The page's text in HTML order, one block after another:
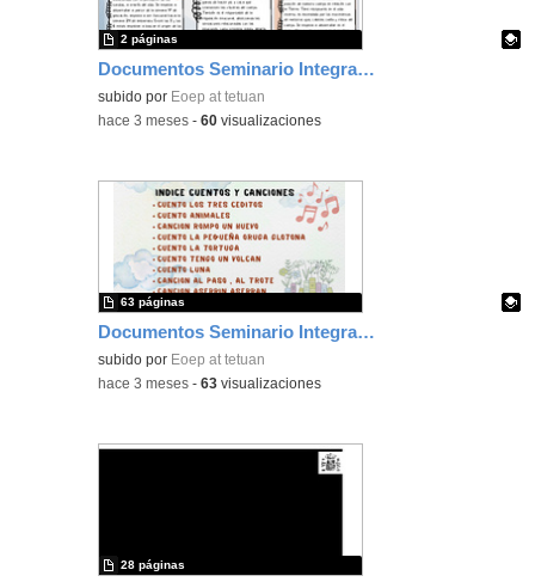
Documentos Seminario Integración Sensorial
Contenido educativo.
subido por Eoep at tetuan
2 páginas
-hace 3 meses -60 visualizaciones
Documentos Seminario Integración Sensorial
Contenido educativo.
subido por Eoep at tetuan
63 páginas
-hace 3 meses -63 visualizaciones
28 páginas